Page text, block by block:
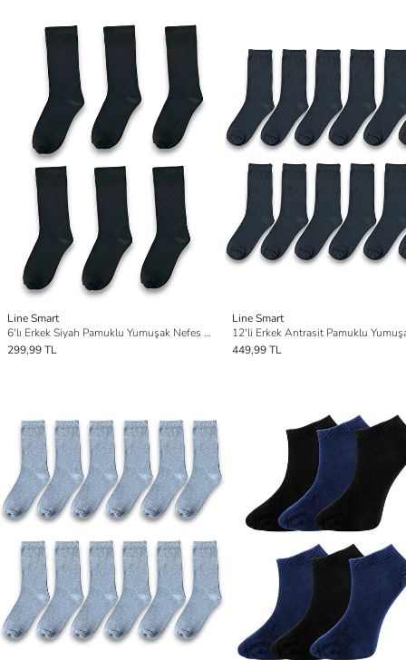
Line Smart
6'lı Erkek Siyah Pamuklu Yumuşak Nefes Alabilen Dayanıklı Soket Çorap
299,99 TL
Line Smart
449,99 TL